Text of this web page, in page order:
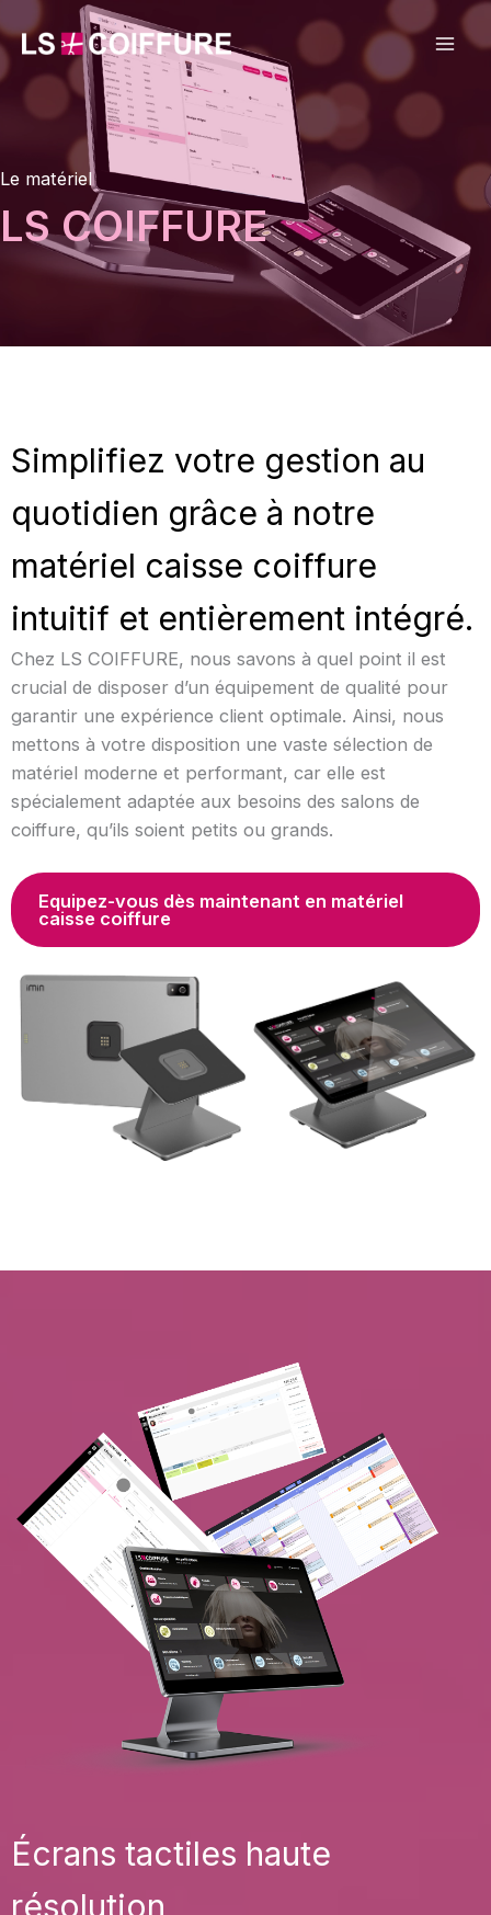
au
contenu
Le matériel
LS COIFFURE
Simplifiez votre gestion au
quotidien grâce à notre
matériel caisse coiffure
intuitif et entièrement intégré.
Chez LS COIFFURE, nous savons à quel point il est
crucial de disposer d’un équipement de qualité pour
garantir une expérience client optimale. Ainsi, nous
mettons à votre disposition une vaste sélection de
matériel moderne et performant, car elle est
spécialement adaptée aux besoins des salons de
coiffure, qu’ils soient petits ou grands.
Equipez-vous dès maintenant en matériel
caisse coiffure
Écrans tactiles haute
résolution